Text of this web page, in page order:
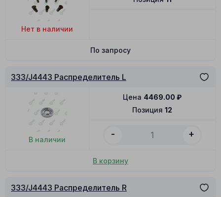
Нет в наличии
По запросу
333/J4443 Распределитель L
В наличии
Позиция 12
Цена 4469.00 ₽
- +
В корзину
333/J4443 Распределитель R